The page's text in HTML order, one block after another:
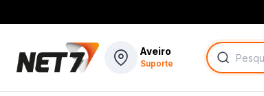
Aveiro
Suporte